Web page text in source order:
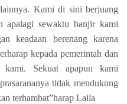
Kami di sini berjuang
apalagi sewaktu banjir kami
keadaan berenang karena
kepada pemerintah dan
Sekuat apapun kami
tidak mendukung
terhambat”harap Laila